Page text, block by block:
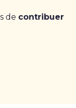
de contribuer